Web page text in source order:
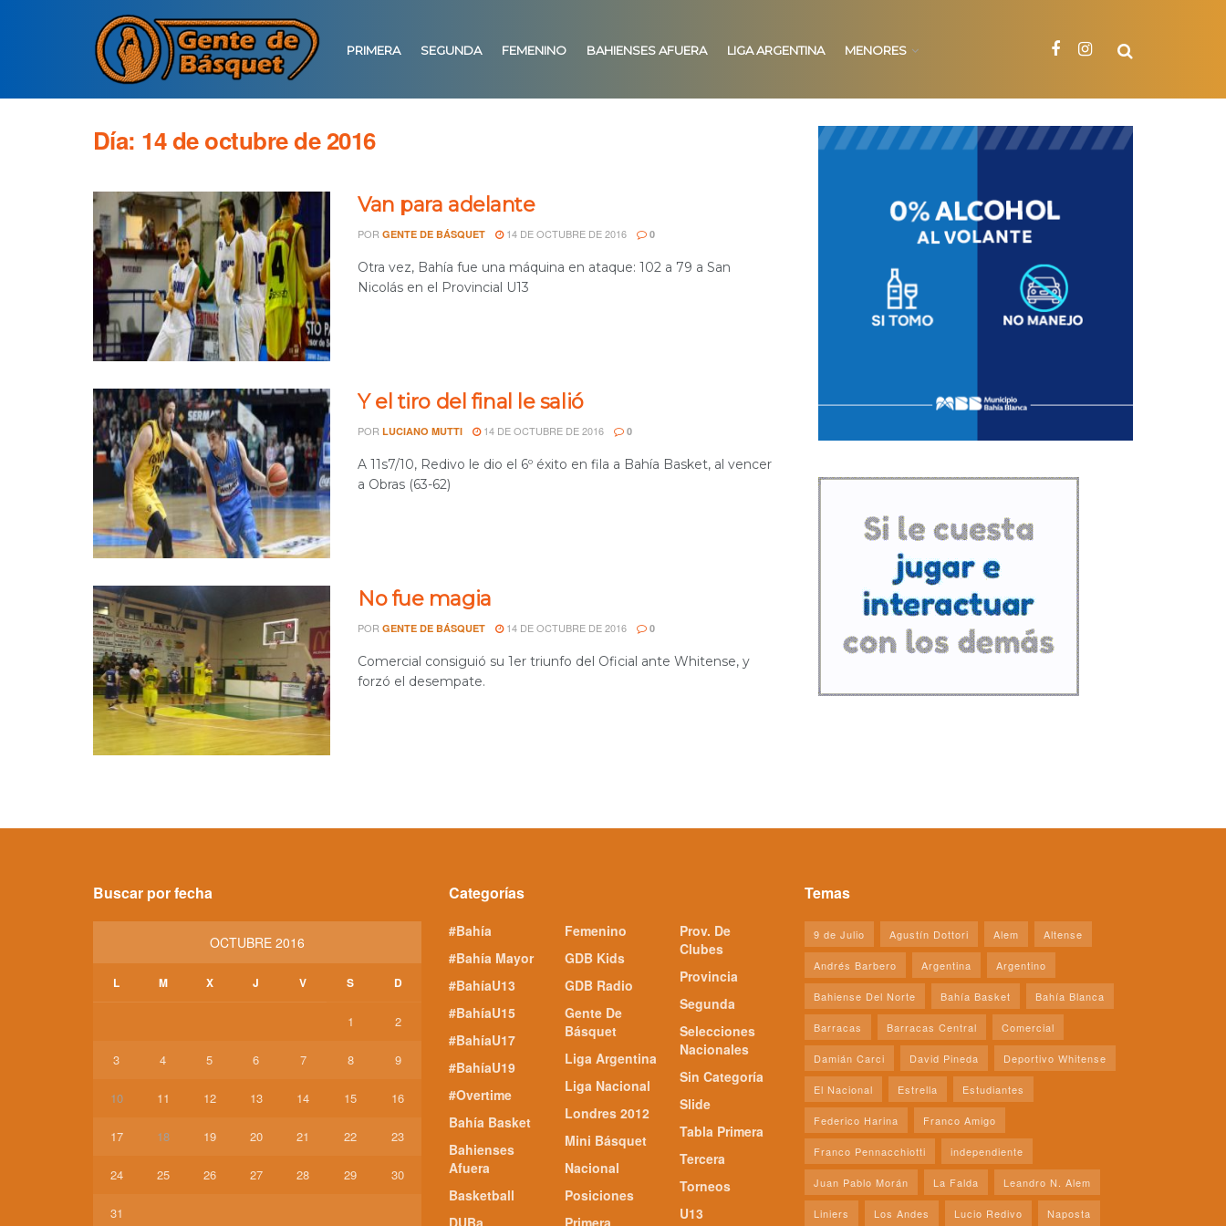
PRIMERA SEGUNDA FEMENINO BAHIENSES AFUERA LIGA ARGENTINA MENORES
Día: 14 de octubre de 2016
Van para adelante
POR GENTE DE BÁSQUET 14 DE OCTUBRE DE 2016 0
Otra vez, Bahía fue una máquina en ataque: 102 a 79 a San
Nicolás en el Provincial U13
Y el tiro del final le salió
POR LUCIANO MUTTI 14 DE OCTUBRE DE 2016 0
A 11s7/10, Redivo le dio el 6º éxito en fila a Bahía Basket, al vencer
a Obras (63-62)
No fue magia
POR GENTE DE BÁSQUET 14 DE OCTUBRE DE 2016 0
Comercial consiguió su 1er triunfo del Oficial ante Whitense, y
forzó el desempate.
Buscar por fecha
OCTUBRE 2016
L M X J V S D
1 2
3 4 5 6 7 8 9
10 11 12 13 14 15 16
17 18 19 20 21 22 23
24 25 26 27 28 29 30
31
Categorías
#Bahía
#Bahía Mayor
#BahíaU13
#BahíaU15
#BahíaU17
#BahíaU19
#Overtime
Bahía Basket
Bahienses
Afuera
Basketball
DUBa
Femenino
GDB Kids
GDB Radio
Gente De
Básquet
Liga Argentina
Liga Nacional
Londres 2012
Mini Básquet
Nacional
Posiciones
Primera
Prov. De
Clubes
Provincia
Segunda
Selecciones
Nacionales
Sin Categoría
Slide
Tabla Primera
Tercera
Torneos
U13
Temas
9 de Julio Agustín Dottori Alem Altense
Andrés Barbero Argentina Argentino
Bahiense Del Norte Bahía Basket Bahía Blanca
Barracas Barracas Central Comercial
Damián Carci David Pineda Deportivo Whitense
El Nacional Estrella Estudiantes
Federico Harina Franco Amigo
Franco Pennacchiotti independiente
Juan Pablo Morán La Falda Leandro N. Alem
Liniers Los Andes Lucio Redivo Naposta